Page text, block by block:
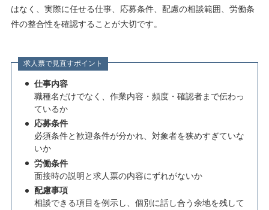
はなく、実際に任せる仕事、応募条件、配慮の相談範囲、労働条
件の整合性を確認することが大切です。
求人票で見直すポイント
仕事内容
職種名だけでなく、作業内容・頻度・確認者まで伝わっ
ているか
応募条件
必須条件と歓迎条件が分かれ、対象者を狭めすぎていな
いか
労働条件
面接時の説明と求人票の内容にずれがないか
配慮事項
相談できる項目を例示し、個別に話し合う余地を残して